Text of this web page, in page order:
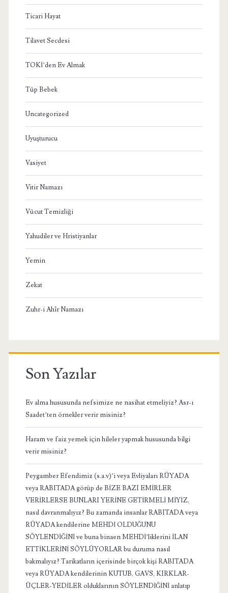
Ticari Hayat
Tilavet Secdesi
TOKİ’den Ev Almak
Tüp Bebek
Uncategorized
Uyuşturucu
Vasiyet
Vitir Namazı
Vücut Temizliği
Yahudiler ve Hristiyanlar
Yemin
Zekat
Zuhr-i Ahîr Namazı
Son Yazılar
Ev alma hususunda nefsimize ne nasihat etmeliyiz? Asr-ı
Saadet’ten örnekler verir misiniz?
Haram ve faiz yemek için hileler yapmak hususunda bilgi
verir misiniz?
Peygamber Efendimiz (s.a.v)’i veya Evliyaları RÜYADA
veya RABITADA görüp de BİZE BAZI EMİRLER
VERİRLERSE BUNLARI YERİNE GETİRMELİ MİYİZ,
nasıl davranmalıyız? Bu zamanda insanlar RABITADA veya
RÜYADA kendilerine MEHDİ OLDUĞUNU
SÖYLENDİĞİNİ ve buna binaen MEHDİ’liklerini İLAN
ETTİKLERİNİ SÖYLÜYORLAR bu duruma nasıl
bakmalıyız? Tarikatların içerisinde birçok kişi RABITADA
veya RÜYADA kendilerinin KUTUB, GAVS, KIRKLAR-
ÜÇLER-YEDİLER olduklarının SÖYLENDİĞİNİ anlatıp